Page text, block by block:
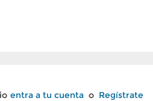
entra a tu cuenta o Regístrate